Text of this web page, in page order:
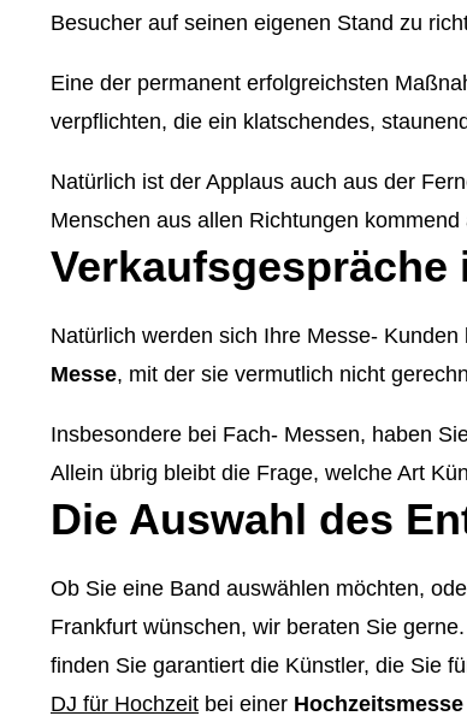
Besucher auf seinen eigenen Stand zu
Eine der permanent erfolgreichsten
verpflichten, die ein klatschendes,
Natürlich ist der Applaus auch aus der
Menschen aus allen Richtungen kommend
Natürlich werden sich Ihre Messe-
Messe, mit der sie vermutlich nicht
Insbesondere bei Fach- Messen, haben
Allein übrig bleibt die Frage, welche Art
Die Auswahl des
Ob Sie eine Band auswählen möchten,
Frankfurt wünschen, wir beraten Sie
finden Sie garantiert die Künstler, die Sie
DJ für Hochzeit bei einer Hochzeitsmesse